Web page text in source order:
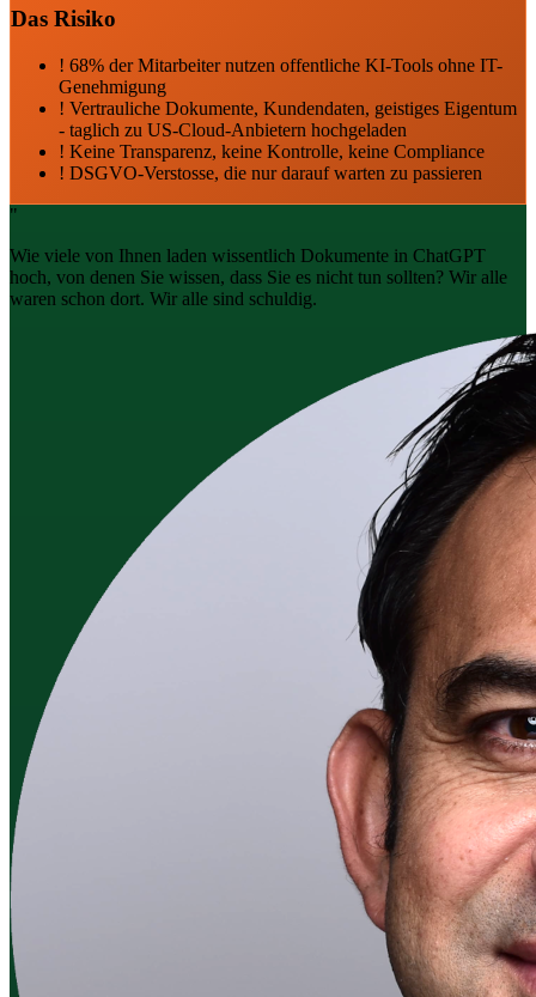
Das Risiko
! 68% der Mitarbeiter nutzen offentliche KI-Tools ohne IT-
Genehmigung
! Vertrauliche Dokumente, Kundendaten, geistiges Eigentum
- taglich zu US-Cloud-Anbietern hochgeladen
! Keine Transparenz, keine Kontrolle, keine Compliance
! DSGVO-Verstosse, die nur darauf warten zu passieren
"
Wie viele von Ihnen laden wissentlich Dokumente in ChatGPT
hoch, von denen Sie wissen, dass Sie es nicht tun sollten? Wir alle
waren schon dort. Wir alle sind schuldig.